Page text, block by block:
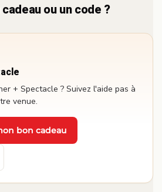
ou un code ?
+ Spectacle ? Suivez l'aide pas à
venue.
bon cadeau